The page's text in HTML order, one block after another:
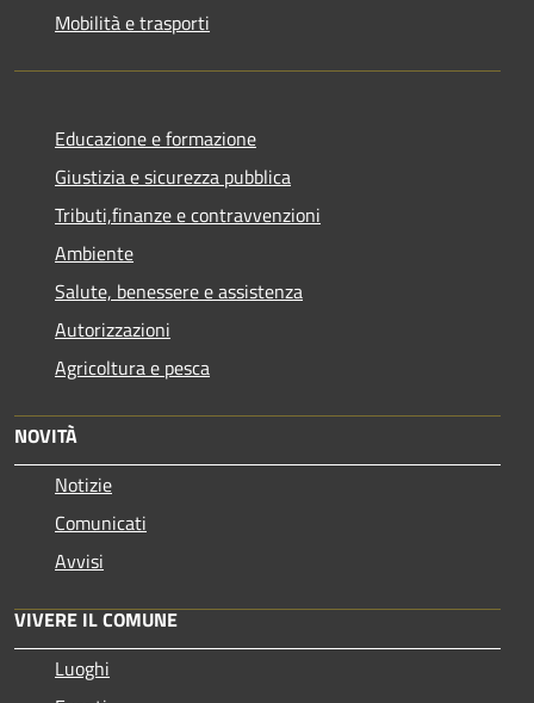
Mobilità e trasporti
Educazione e formazione
Giustizia e sicurezza pubblica
Tributi,finanze e contravvenzioni
Ambiente
Salute, benessere e assistenza
Autorizzazioni
Agricoltura e pesca
NOVITÀ
Notizie
Comunicati
Avvisi
VIVERE IL COMUNE
Luoghi